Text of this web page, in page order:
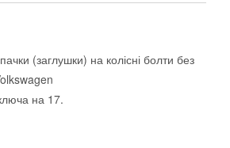
(заглушки) на колісні болти без
на 17.